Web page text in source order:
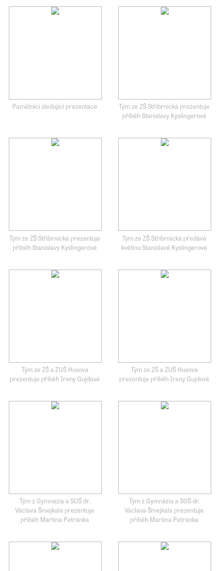
Pamětníci sledující prezentace
Tým ze ZŠ Stříbrnická prezentuje
příběh Stanislavy Kyslingerové
Tým ze ZŠ Stříbrnická prezentuje
příběh Stanislavy Kyslingerové
Tým ze ZŠ Stříbrnická předává
květinu Stanislavě Kyslingerové
Tým ze ZŠ a ZUŠ Husova
prezentuje příběh Ireny Gujdové
Tým ze ZŠ a ZUŠ Husova
prezentuje příběh Ireny Gujdové
Tým z Gymnázia a SOŠ dr.
Václava Šmejkala prezentuje
příběh Martina Petránka
Tým z Gymnázia a SOŠ dr.
Václava Šmejkala prezentuje
příběh Martina Petránka